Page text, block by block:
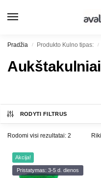
Pradžia / Produkto Kulno tipas: /
Aukštakulniai
RODYTI FILTRUS
Rodomi visi rezultatai: 2
Akcija!
Pristatymas: 3-5 d. dienos